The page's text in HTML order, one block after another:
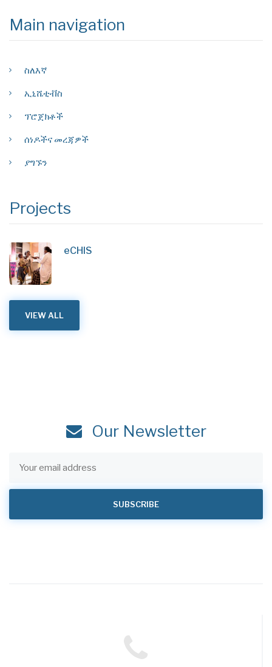
Main navigation
ስለእኛ
ኢኒሼቲቭስ
ፕሮጀክቶች
ሰነዶችና መረጃዎች
ያግኙን
Projects
eCHIS
VIEW ALL
Our Newsletter